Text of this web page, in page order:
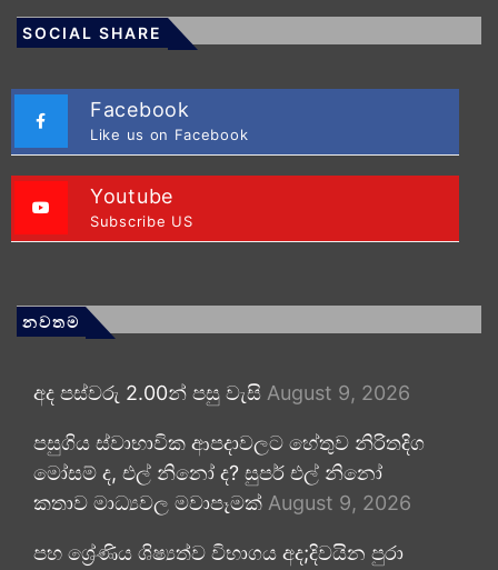
SOCIAL SHARE
Facebook
Like us on Facebook
Youtube
Subscribe US
නවතම
අද පස්වරු 2.00න් පසු වැසි August 9, 2026
පසුගිය ස්වාභාවික ආපදාවලට හේතුව නිරිතදිග
මෝසම් ද, එල් නිනෝ ද? සුපර් එල් නිනෝ
කතාව මාධ්‍යවල මවාපෑමක් August 9, 2026
පහ ශ්‍රේණිය ශිෂ්‍යත්ව විභාගය අද;දිවයින පුරා